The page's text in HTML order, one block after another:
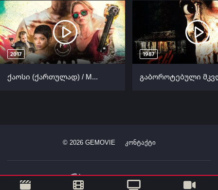
2017
ქაოსი (ქართულად) / Mayhem (Qaosi Qartulad) ქართულად 2017
1987
© 2026GEMOVIE კონტაქტი